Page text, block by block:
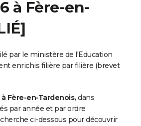
à Fère-en-
par le ministère de l'Education
enrichis filière par filière (brevet
Fère-en-Tardenois, dans
par année et par ordre
ci-dessous pour découvrir